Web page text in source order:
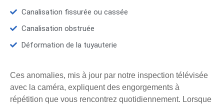
Canalisation fissurée ou cassée
Canalisation obstruée
Déformation de la tuyauterie
Ces anomalies, mis à jour par notre inspection télévisée
avec la caméra, expliquent des engorgements à
répétition que vous rencontrez quotidiennement. Lorsque